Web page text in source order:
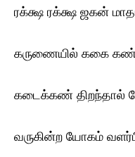
ரக்க்ஷ ரக்க்ஷ ஜகன்
கருணையில் ககை
கடைக்கண் திறந்தால்
வருகின்ற யோகம்